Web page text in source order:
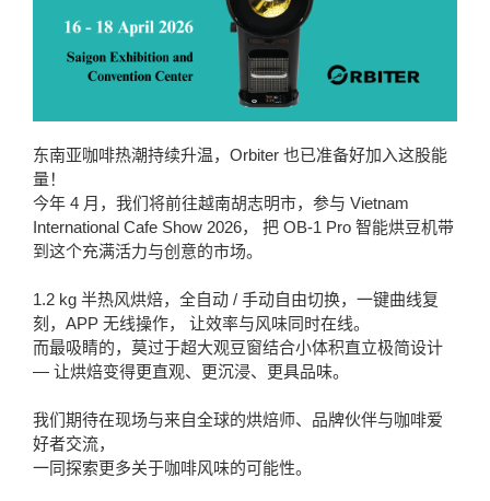
东南亚咖啡热潮持续升温，Orbiter 也已准备好加入这股能
量！
今年 4 月，我们将前往越南胡志明市，参与 Vietnam
International Cafe Show 2026， 把 OB-1 Pro 智能烘豆机带
到这个充满活力与创意的市场。
1.2 kg 半热风烘焙，全自动 / 手动自由切换，一键曲线复
刻，APP 无线操作， 让效率与风味同时在线。
而最吸睛的，莫过于超大观豆窗结合小体积直立极简设计
— 让烘焙变得更直观、更沉浸、更具品味。
我们期待在现场与来自全球的烘焙师、品牌伙伴与咖啡爱
好者交流，
一同探索更多关于咖啡风味的可能性。